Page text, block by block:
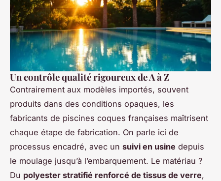
Un contrôle qualité rigoureux de A à Z
Contrairement aux modèles importés, souvent
produits dans des conditions opaques, les
fabricants de piscines coques françaises maîtrisent
chaque étape de fabrication. On parle ici de
processus encadré, avec un suivi en usine depuis
le moulage jusqu’à l’embarquement. Le matériau ?
Du polyester stratifié renforcé de tissus de verre,